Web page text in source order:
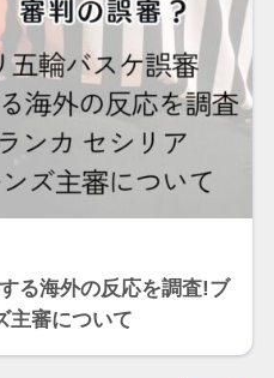
る海外の反応を調査!ブ
主審について